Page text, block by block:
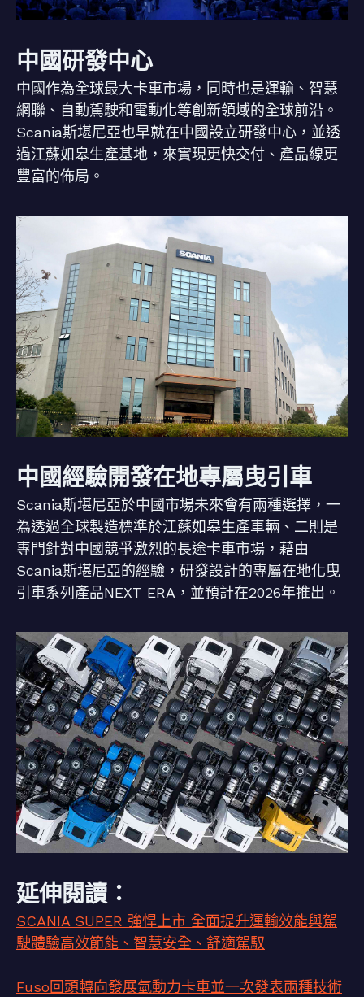
中國研發中心
中國作為全球最大卡車市場，同時也是運輸、智慧
網聯、自動駕駛和電動化等創新領域的全球前沿。
Scania斯堪尼亞也早就在中國設立研發中心，並透
過江蘇如皋生產基地，來實現更快交付、產品線更
豐富的佈局。
中國經驗開發在地專屬曳引車
Scania斯堪尼亞於中國市場未來會有兩種選擇，一
為透過全球製造標準於江蘇如皋生產車輛、二則是
專門針對中國競爭激烈的長途卡車市場，藉由
Scania斯堪尼亞的經驗，研發設計的專屬在地化曳
引車系列產品NEXT ERA，並預計在2026年推出。
延伸閱讀：
SCANIA SUPER 強悍上市 全面提升運輸效能與駕
駛體驗高效節能、智慧安全、舒適駕馭
Fuso回頭轉向發展氫動力卡車並一次發表兩種技術